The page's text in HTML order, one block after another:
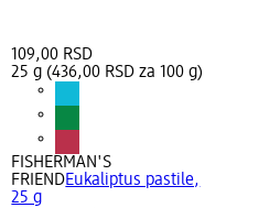
109,00 RSD
25 g (436,00 RSD za 100 g)
FISHERMAN'S
FRIENDEukaliptus pastile,
25 g